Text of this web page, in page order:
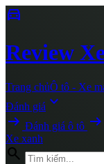
directions_car
Review
Trang chủÔ tô - Xe
Đánh giá expand_more
arrow_right_alt Đánh giá ô tô arrow_right_alt
Xe xanh
search